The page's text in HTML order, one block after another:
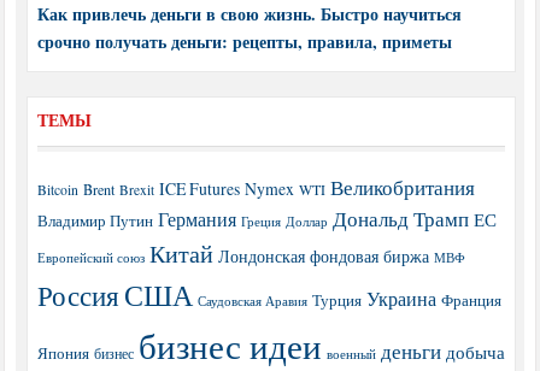
Как привлечь деньги в свою жизнь. Быстро научиться
срочно получать деньги: рецепты, правила, приметы
ТЕМЫ
Bitcoin Brent Brexit ICE Futures Nymex WTI Великобритания
Владимир Путин Германия Греция Доллар Дональд Трамп ЕС
Европейский союз Китай Лондонская фондовая биржа МВФ
РоссияСША Саудовская Аравия Турция Украина Франция
Япония бизнес бизнес идеи военный деньги добыча